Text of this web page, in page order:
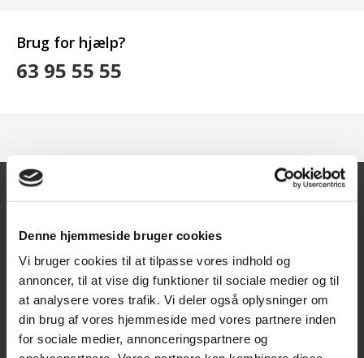
Denne hjemmeside bruger cookies
Vi bruger cookies til at tilpasse vores indhold og
annoncer, til at vise dig funktioner til sociale medier og til
at analysere vores trafik. Vi deler også oplysninger om
din brug af vores hjemmeside med vores partnere inden
for sociale medier, annonceringspartnere og
Brug for hjælp?
63 95 55 55
Texas A/S
Knullen 22
5260 Odense S
CVR: DK66212319